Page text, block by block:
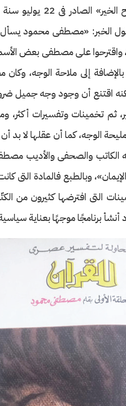
الخبر: «مصطفى محمود
واقترحوا على مصطفى بعض
إلى ملاحة الوجه،
اقتنع أن وجود وجه جميل
ثم تخمينات وتفسيرات أكثر،
الوجه، كما أن عقلها لا بد
الكاتب والصحفى والأديب
وبالطبع فالمادة التى
التى افترضها كثيرون من
برنامجًا موجهًا بعناية